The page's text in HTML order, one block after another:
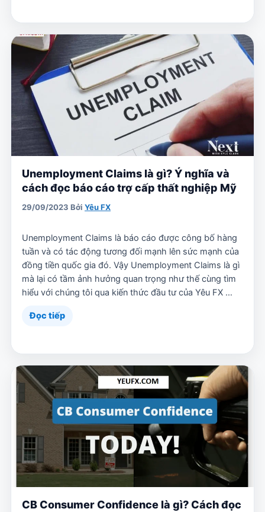
Unemployment Claims là gì? Ý nghĩa và
cách đọc báo cáo trợ cấp thất nghiệp Mỹ
29/09/2023 Bởi Yêu FX
Unemployment Claims là báo cáo được công bố hàng
tuần và có tác động tương đối mạnh lên sức mạnh của
đồng tiền quốc gia đó. Vậy Unemployment Claims là gì
mà lại có tầm ảnh hưởng quan trọng như thế cùng tìm
hiểu với chúng tôi qua kiến thức đầu tư của Yêu FX …
Đọc tiếp
CB Consumer Confidence là gì? Cách đọc